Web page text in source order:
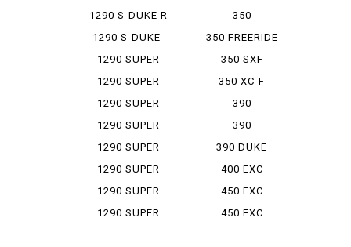
ADVENTURE R
1290 S-DUKE R
EVO
1290 S-DUKE-
R
1290 SUPER
ADVENT...
1290 SUPER
ADVENT...
1290 SUPER
ADVENT...
1290 SUPER
DUKE GT
1290 SUPER
DUKE R
1290 SUPER
DUKE R...
1290 SUPER
ADOBENR
1290 SUPER
SIXDAYS
350
FREERAIDO
350 FREERIDE
350 SXF
350 XC-F
390
ADVENTURE
390
ADVENTURE
SW
390 DUKE
400 EXC
RACING
450 EXC
450 EXC